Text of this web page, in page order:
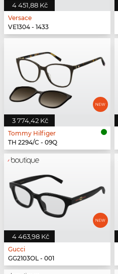
4 451,88 Kč
Versace
VE1304 - 1433
3 774,42 Kč
Tommy Hilfiger
TH 2294/C - 09Q
4 463,98 Kč
Gucci
GG2103OL - 001